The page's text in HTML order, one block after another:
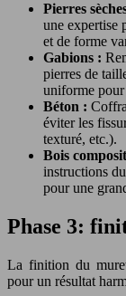
Pierres
une expertise
et de forme
Gabions :
pierres de
uniforme
Béton :
éviter les
texturé, etc.).
Bois
instructions
pour une
Phase 3:
La finition du
pour un résultat